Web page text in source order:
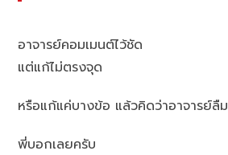
อาจารย์คอมเมนต์ไว้ชัด
แต่แก้ไม่ตรงจุด
หรือแก้แค่บางข้อ แล้วคิดว่าอาจารย์ลืม
พี่บอกเลยครับ